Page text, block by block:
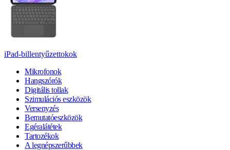
iPad-billentyűzettokok
Mikrofonok
Hangszórók
Digitális tollak
Szimulációs eszközök
Versenyzés
Bemutatóeszközök
Egéralátétek
Tartozékok
A legnépszerűbbek